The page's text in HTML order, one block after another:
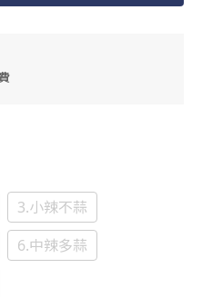
3.小辣不蒜
6.中辣多蒜